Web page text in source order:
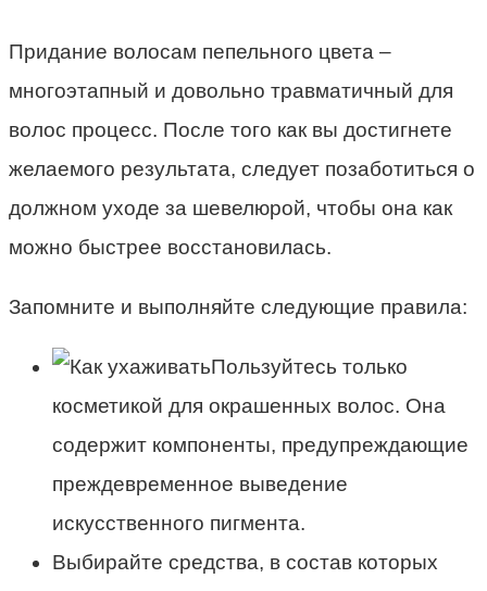
Придание волосам пепельного цвета –
многоэтапный и довольно травматичный для
волос процесс. После того как вы достигнете
желаемого результата, следует позаботиться о
должном уходе за шевелюрой, чтобы она как
можно быстрее восстановилась.
Запомните и выполняйте следующие правила:
Пользуйтесь только
косметикой для окрашенных волос. Она
содержит компоненты, предупреждающие
преждевременное выведение
искусственного пигмента.
Выбирайте средства, в состав которых